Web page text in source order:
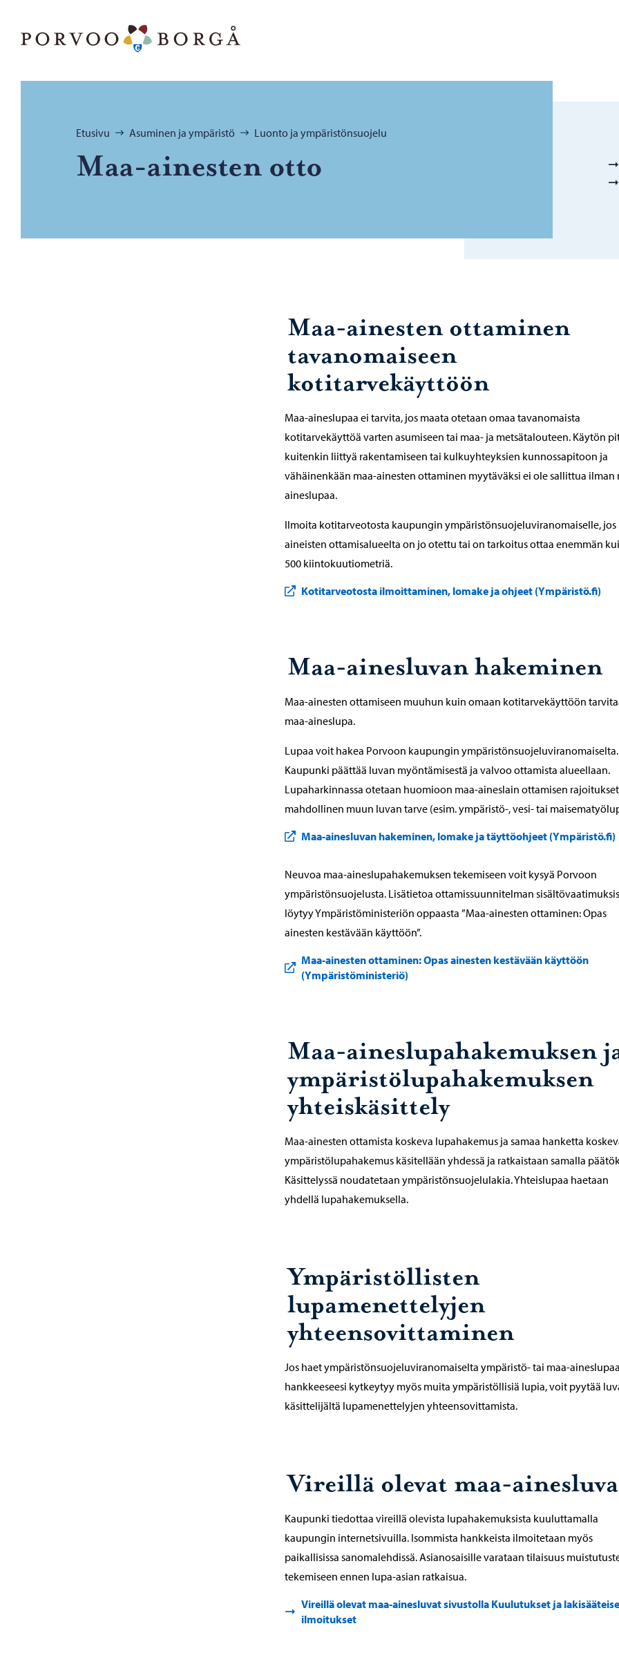
Selaa:
Etusivu Asuminen ja ympäristö Luonto ja ympäristönsuojelu
Maa-​ainesten otto
Maa-ainesten ottaminen
tavanomaiseen
kotitarvekäyttöön
Maa-aineslupaa ei tarvita, jos maata otetaan omaa tavanomaista
kotitarvekäyttöä varten asumiseen tai maa- ja metsätalouteen. Käytön
kuitenkin liittyä rakentamiseen tai kulkuyhteyksien kunnossapitoon ja
vähäinenkään maa-ainesten ottaminen myytäväksi ei ole sallittua ilman
aineslupaa.
Ilmoita kotitarveotosta kaupungin ympäristönsuojeluviranomaiselle, jos
aineisten ottamisalueelta on jo otettu tai on tarkoitus ottaa enemmän
500 kiintokuutiometriä.
Kotitarveotosta ilmoittaminen, lomake ja ohjeet (Ympäristö.fi)
Maa-ainesluvan hakeminen
Maa-ainesten ottamiseen muuhun kuin omaan kotitarvekäyttöön
maa-aineslupa.
Lupaa voit hakea Porvoon kaupungin ympäristönsuojeluviranomaiselta.
Kaupunki päättää luvan myöntämisestä ja valvoo ottamista alueellaan.
Lupaharkinnassa otetaan huomioon maa-aineslain ottamisen rajoitukset
mahdollinen muun luvan tarve (esim. ympäristö-, vesi- tai
Maa-ainesluvan hakeminen, lomake ja täyttöohjeet (Ympäristö.fi)
Neuvoa maa-aineslupahakemuksen tekemiseen voit kysyä Porvoon
ympäristönsuojelusta. Lisätietoa ottamissuunnitelman
löytyy Ympäristöministeriön oppaasta ”Maa-ainesten ottaminen: Opas
ainesten kestävään käyttöön”.
Maa-ainesten ottaminen: Opas ainesten kestävään käyttöön
(Ympäristöministeriö)
Maa-aineslupahakemuksen
ympäristölupahakemuksen
yhteiskäsittely
Maa-ainesten ottamista koskeva lupahakemus ja samaa hanketta
ympäristölupahakemus käsitellään yhdessä ja ratkaistaan samalla
Käsittelyssä noudatetaan ympäristönsuojelulakia. Yhteislupaa haetaan
yhdellä lupahakemuksella.
Ympäristöllisten
lupamenettelyjen
yhteensovittaminen
Jos haet ympäristönsuojeluviranomaiselta ympäristö- tai maa-
hankkeeseesi kytkeytyy myös muita ympäristöllisiä lupia, voit pyytää
käsittelijältä lupamenettelyjen yhteensovittamista.
Vireillä olevat maa-
Kaupunki tiedottaa vireillä olevista lupahakemuksista kuuluttamalla
kaupungin internetsivuilla. Isommista hankkeista ilmoitetaan myös
paikallisissa sanomalehdissä. Asianosaisille varataan tilaisuus
tekemiseen ennen lupa-asian ratkaisua.
Vireillä olevat maa-ainesluvat sivustolla Kuulutukset ja
ilmoitukset